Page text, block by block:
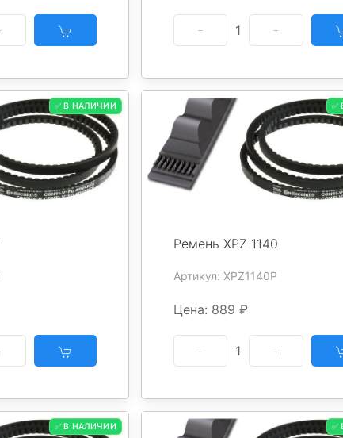
1
✅ В НАЛИЧИИ
Ремень XPZ 1140
Артикул: XPZ1140P
Цена: 889 ₽
1
✅ В НАЛИЧИИ